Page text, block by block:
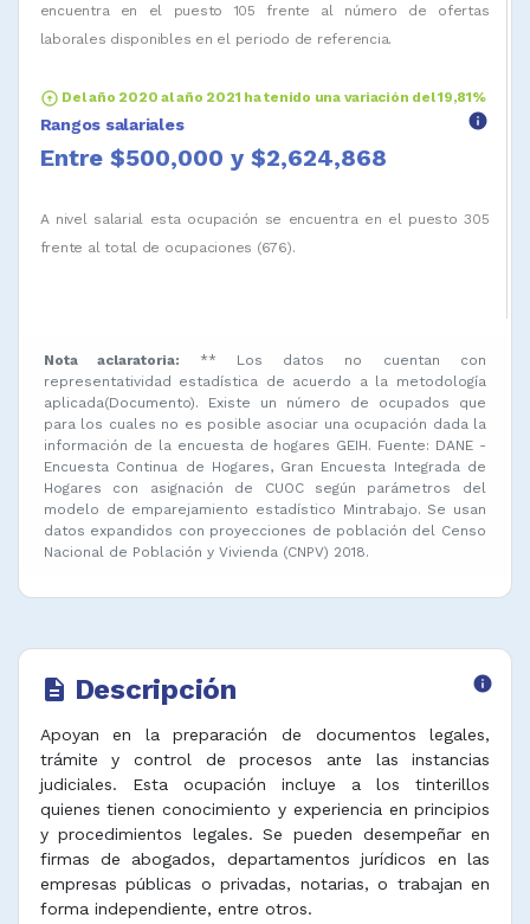
encuentra en el puesto 105 frente al número de ofertas
laborales disponibles en el periodo de referencia.
arrow_circle_up Del año 2020 al año 2021 ha tenido una variación del 19,81%
Rangos salariales info
Entre $500,000 y $2,624,868
A nivel salarial esta ocupación se encuentra en el puesto 305
frente al total de ocupaciones (676).
Nota aclaratoria:
** Los datos no cuentan con
representatividad estadística de acuerdo a la metodología
aplicada(Documento). Existe un número de ocupados que
para los cuales no es posible asociar una ocupación dada la
información de la encuesta de hogares GEIH. Fuente: DANE -
Encuesta Continua de Hogares, Gran Encuesta Integrada de
Hogares con asignación de CUOC según parámetros del
modelo de emparejamiento estadístico Mintrabajo. Se usan
datos expandidos con proyecciones de población del Censo
Nacional de Población y Vivienda (CNPV) 2018.
description Descripción info
Apoyan en la preparación de documentos legales,
trámite y control de procesos ante las instancias
judiciales. Esta ocupación incluye a los tinterillos
quienes tienen conocimiento y experiencia en principios
y procedimientos legales. Se pueden desempeñar en
firmas de abogados, departamentos jurídicos en las
empresas públicas o privadas, notarias, o trabajan en
forma independiente, entre otros.